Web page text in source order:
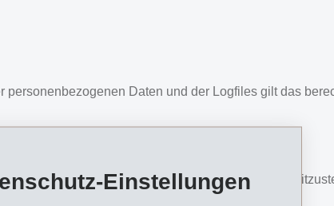
Einstellungen
Daten und der Logfiles gilt das
Strafverfolgung notwendigen Informationen